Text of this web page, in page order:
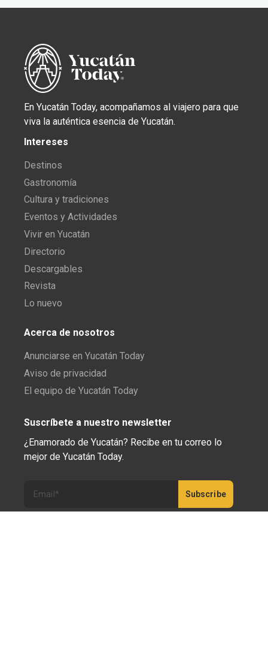
En Yucatán Today, acompañamos al viajero para que
viva la auténtica esencia de Yucatán.
Intereses
Destinos
Gastronomía
Cultura y tradiciones
Eventos y Actividades
Vivir en Yucatán
Directorio
Descargables
Revista
Lo nuevo
Acerca de nosotros
Anunciarse en Yucatán Today
Aviso de privacidad
El equipo de Yucatán Today
Suscríbete a nuestro newsletter
¿Enamorado de Yucatán? Recibe en tu correo lo
mejor de Yucatán Today.